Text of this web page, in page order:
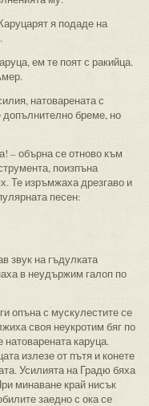
я подаде на
ем те поят с ракийца.
натоварената с
бреме, но
– обърна се отново към
поизпъна
Те изръмжаха дрезгаво и
песен:
звук на гъдулката
в неудържим галоп по
опъна с мускулестите се
своя неукротим бяг по
каруца.
излезе от пътя и конете
Усилията на Градю бяха
минаване край нисък
заедно с ока се